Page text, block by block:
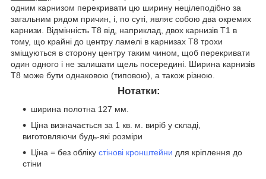
одним карнизом перекривати цю ширину нецілеподібно за
загальним рядом причин, і, по суті, являє собою два окремих
карнизи. Відмінність Т8 від, наприклад, двох карнизів Т1 в
тому, що крайні до центру ламелі в карнизах Т8 трохи
зміщуються в сторону центру таким чином, щоб перекривати
один одного і не залишати щель посередині. Ширина карнизів
Т8 може бути однаковою (типовою), а також різною.
Нотатки:
ширина полотна 127 мм.
Ціна визначається за 1 кв. м. виріб у складі,
виготовляючи будь-які розміри
Ціна = без обліку стінові кронштейни для кріплення до
стіни